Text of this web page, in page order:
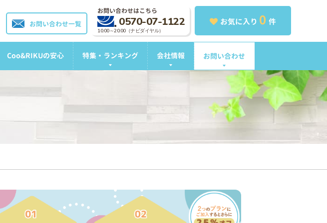
お気に入り 0 件
お問い合わせはこちら
0570-07-1122
10:00～20:00（ナビダイヤル）
お問い合わせ一覧
Coo&RIKUの安心 特集・ランキング 会社情報 お問い合わせ